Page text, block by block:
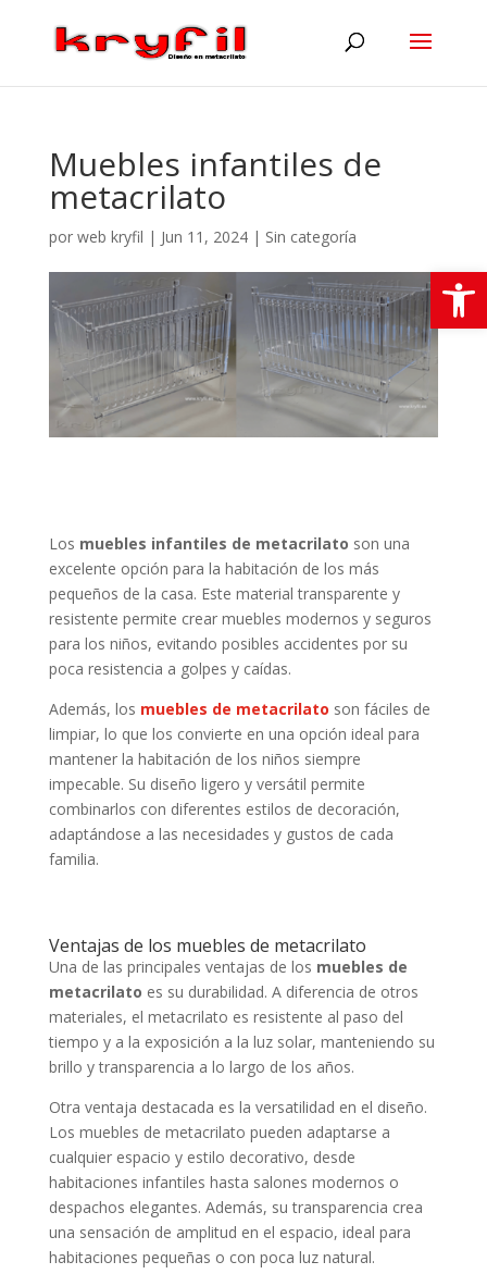
Muebles infantiles de
metacrilato
por web kryfil | Jun 11, 2024| Sin categoría
Los muebles infantiles de metacrilato son una
excelente opción para la habitación de los más
pequeños de la casa. Este material transparente y
resistente permite crear muebles modernos y seguros
para los niños, evitando posibles accidentes por su
poca resistencia a golpes y caídas.
Además, los muebles de metacrilato son fáciles de
limpiar, lo que los convierte en una opción ideal para
mantener la habitación de los niños siempre
impecable. Su diseño ligero y versátil permite
combinarlos con diferentes estilos de decoración,
adaptándose a las necesidades y gustos de cada
familia.
Ventajas de los muebles de metacrilato
Una de las principales ventajas de los muebles de
metacrilato es su durabilidad. A diferencia de otros
materiales, el metacrilato es resistente al paso del
tiempo y a la exposición a la luz solar, manteniendo su
brillo y transparencia a lo largo de los años.
Otra ventaja destacada es la versatilidad en el diseño.
Los muebles de metacrilato pueden adaptarse a
cualquier espacio y estilo decorativo, desde
habitaciones infantiles hasta salones modernos o
despachos elegantes. Además, su transparencia crea
una sensación de amplitud en el espacio, ideal para
habitaciones pequeñas o con poca luz natural.